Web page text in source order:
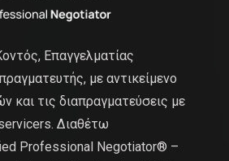
Επαγγελματίας
με αντικείμενο
και τις διαπραγματεύσεις με
Διαθέτω
Professional Negotiator® –